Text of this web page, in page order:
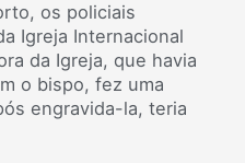
os policiais
Igreja Internacional
da Igreja, que havia
o bispo, fez uma
engravida-la, teria